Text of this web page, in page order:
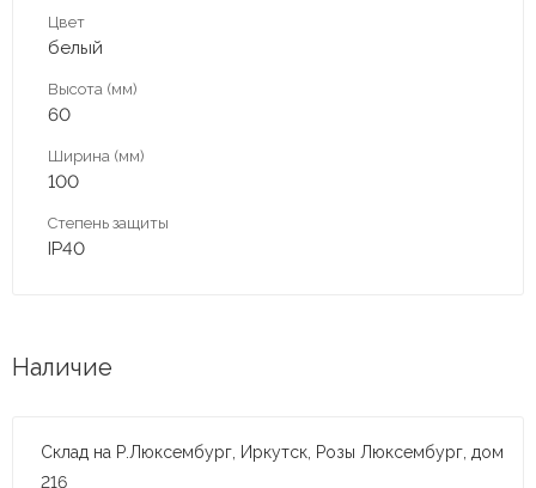
Цвет
белый
Высота (мм)
60
Ширина (мм)
100
Степень защиты
IP40
Наличие
Склад на Р.Люксембург, Иркутск, Розы Люксембург, дом
216